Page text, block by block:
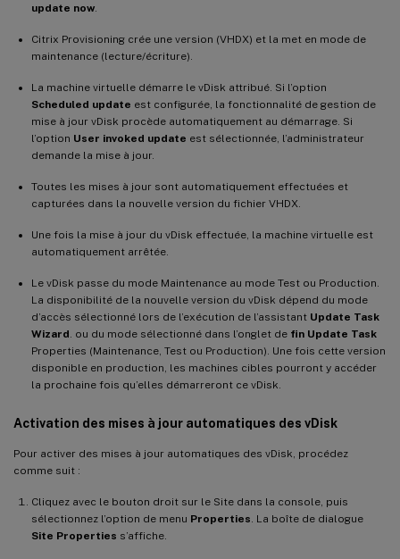
update now
Citrix Provisioning crée une version (VHDX) et la met en mode de
maintenance (lecture/écriture).
La machine virtuelle démarre le vDisk attribué. Si l’option
Scheduled update est configurée, la fonctionnalité de gestion de
mise à jour vDisk procède automatiquement au démarrage. Si
l’option User invoked update est sélectionnée, l’administrateur
demande la mise à jour.
Toutes les mises à jour sont automatiquement effectuées et
capturées dans la nouvelle version du fichier VHDX.
Une fois la mise à jour du vDisk effectuée, la machine virtuelle est
automatiquement arrêtée.
Le vDisk passe du mode Maintenance au mode Test ou Production.
La disponibilité de la nouvelle version du vDisk dépend du mode
d’accès sélectionné lors de l’exécution de l’assistant Update Task
Wizard . ou du mode sélectionné dans l’onglet de fin Update Task
Properties (Maintenance, Test ou Production). Une fois cette version
disponible en production, les machines cibles pourront y accéder
la prochaine fois qu’elles démarreront ce vDisk.
Activation des mises à jour automatiques des vDisk
Pour activer des mises à jour automatiques des vDisk, procédez
comme suit :
Cliquez avec le bouton droit sur le Site dans la console, puis
sélectionnez l’option de menu Properties . La boîte de dialogue
Site Properties s’affiche.